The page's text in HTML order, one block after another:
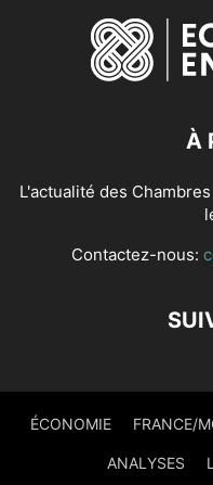
À
L'actualité des
Contactez-nous:
ÉCONOMIE FRANCE/
ANALYSES